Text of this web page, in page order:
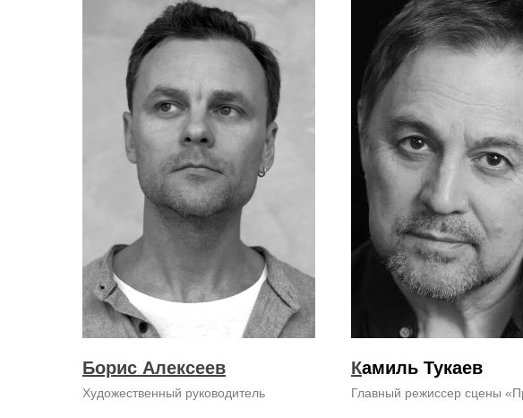
Борис Алексеев
Художественный руководитель
Камиль Тукаев
Главный режиссер сцены